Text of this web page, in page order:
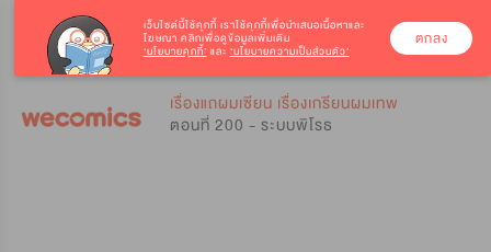
เรื่องแถผมเซียน เรื่องเกรียนผมเทพ
ตอนที่ 200 - ระบบพิโรธ
เว็บไซต์นี้ใช้คุกกี้ เราใช้คุกกี้เพื่อนำเสนอเนื้อหาและ
โฆษณา คลิกเพื่อดูข้อมูลเพิ่มเติม
‘นโยบายคุกกี้’ และ ‘นโยบายความเป็นส่วนตัว’
ตกลง